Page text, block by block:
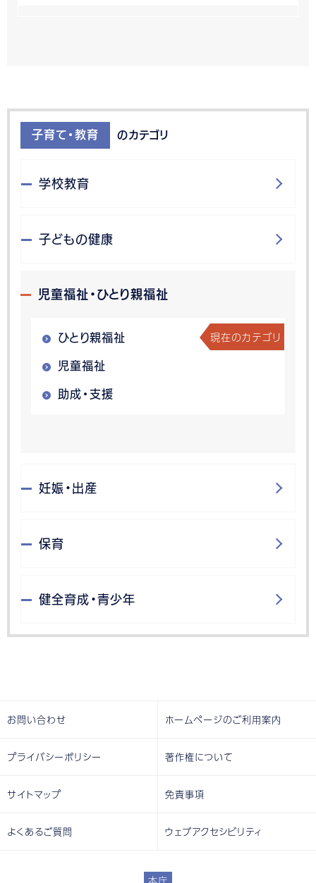
子育て・教育 のカテゴリ
学校教育
子どもの健康
児童福祉・ひとり親福祉
ひとり親福祉 現在のカテゴリ
児童福祉
助成・支援
妊娠・出産
保育
健全育成・青少年
お問い合わせ ホームページのご利用案内
プライバシーポリシー 著作権について
サイトマップ 免責事項
よくあるご質問 ウェブアクセシビリティ